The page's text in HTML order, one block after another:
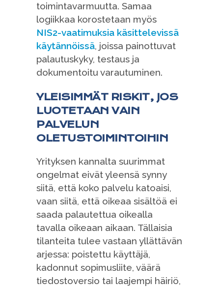
toimintavarmuutta. Samaa
logiikkaa korostetaan myös
NIS2-vaatimuksia käsittelevissä
käytännöissä, joissa painottuvat
palautuskyky, testaus ja
dokumentoitu varautuminen.
YLEISIMMÄT RISKIT, JOS
LUOTETAAN VAIN
PALVELUN
OLETUSTOIMINTOIHIN
Yrityksen kannalta suurimmat
ongelmat eivät yleensä synny
siitä, että koko palvelu katoaisi,
vaan siitä, että oikeaa sisältöä ei
saada palautettua oikealla
tavalla oikeaan aikaan. Tällaisia
tilanteita tulee vastaan yllättävän
arjessa: poistettu käyttäjä,
kadonnut sopimusliite, väärä
tiedostoversio tai laajempi häiriö,